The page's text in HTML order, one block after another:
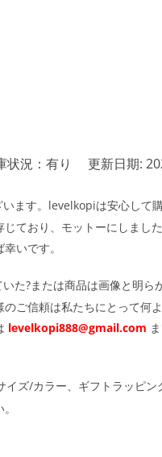
状況：有り 更新日期:
ます。levelkopiは安心して
ており、モットーにしまし
いです。
た?または商品は画像と明ら
ご信頼は私たちにとって何よ
levelkopi888@gmail.com
ズ/カラー、ギフトラッピン